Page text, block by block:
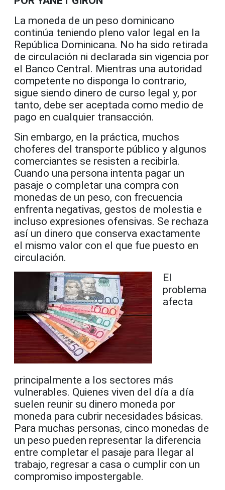
La moneda de un peso dominicano
continúa teniendo pleno valor legal en la
República Dominicana. No ha sido retirada
de circulación ni declarada sin vigencia por
el Banco Central. Mientras una autoridad
competente no disponga lo contrario,
sigue siendo dinero de curso legal y, por
tanto, debe ser aceptada como medio de
pago en cualquier transacción.
Sin embargo, en la práctica, muchos
choferes del transporte público y algunos
comerciantes se resisten a recibirla.
Cuando una persona intenta pagar un
pasaje o completar una compra con
monedas de un peso, con frecuencia
enfrenta negativas, gestos de molestia e
incluso expresiones ofensivas. Se rechaza
así un dinero que conserva exactamente
el mismo valor con el que fue puesto en
circulación.
El
problema
afecta
principalmente a los sectores más
vulnerables. Quienes viven del día a día
suelen reunir su dinero moneda por
moneda para cubrir necesidades básicas.
Para muchas personas, cinco monedas de
un peso pueden representar la diferencia
entre completar el pasaje para llegar al
trabajo, regresar a casa o cumplir con un
compromiso impostergable.